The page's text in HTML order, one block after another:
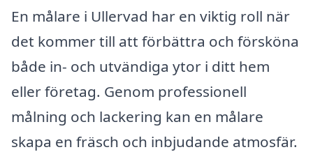
En målare i Ullervad har en viktig roll när
det kommer till att förbättra och försköna
både in- och utvändiga ytor i ditt hem
eller företag. Genom professionell
målning och lackering kan en målare
skapa en fräsch och inbjudande atmosfär.